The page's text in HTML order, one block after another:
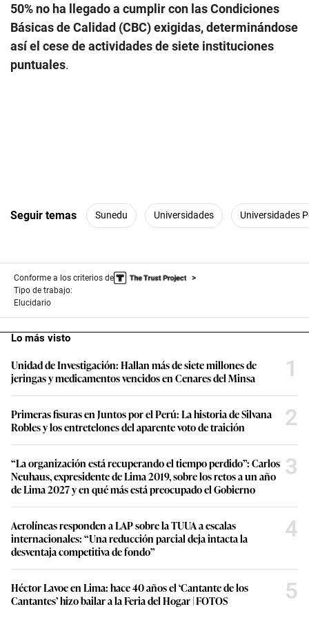
50% no ha llegado a cumplir con las Condiciones
Básicas de Calidad (CBC) exigidas, determinándose
así el cese de actividades desiete instituciones
puntuales.
Seguir temas Sunedu Universidades Universidades
Conforme a los criterios de
Tipo de trabajo:
Elucidario
Lo más visto
Unidad de Investigación: Hallan más de siete millones de
jeringas y medicamentos vencidos en Cenares del Minsa
1
Primeras fisuras en Juntos por el Perú: La historia de Silvana
Robles y los entretelones del aparente voto de traición
2
“La organización está recuperando el tiempo perdido”: Carlos
Neuhaus, expresidente de Lima 2019, sobre los retos a un año
de Lima 2027 y en qué más está preocupado el Gobierno
3
Aerolíneas responden a LAP sobre la TUUA a escalas
internacionales: “Una reducción parcial deja intacta la
desventaja competitiva de fondo”
4
Héctor Lavoe en Lima: hace 40 años el ‘Cantante de los
Cantantes’ hizo bailar a la Feria del Hogar | FOTOS
5